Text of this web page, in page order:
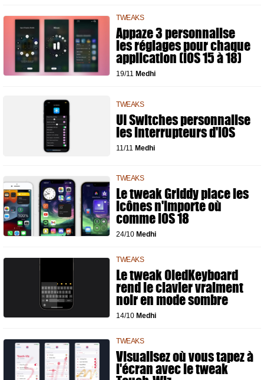
TWEAKS
Appaze 3 personnalise
les réglages pour chaque
application (iOS 15 à 18)
19/11 Medhi
TWEAKS
UI Switches personnalise
les interrupteurs d'iOS
11/11 Medhi
TWEAKS
Le tweak Griddy place les
icônes n'importe où
comme iOS 18
24/10 Medhi
TWEAKS
Le tweak OledKeyboard
rend le clavier vraiment
noir en mode sombre
14/10 Medhi
TWEAKS
Visualisez où vous tapez à
l'écran avec le tweak